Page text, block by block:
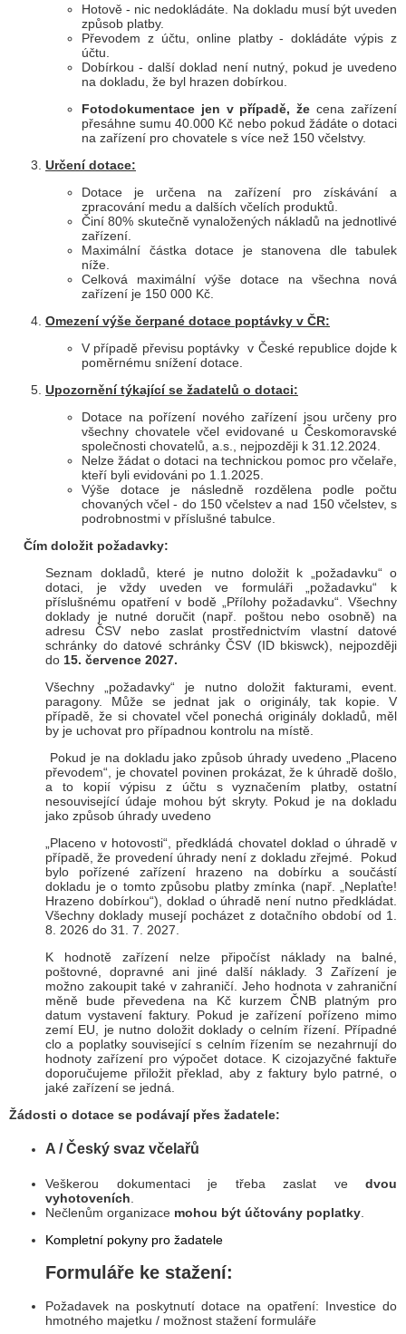
Hotově - nic nedokládáte. Na dokladu musí být uveden
způsob platby.
Převodem z účtu, online platby - dokládáte výpis z
účtu.
Dobírkou - další doklad není nutný, pokud je uvedeno
na dokladu, že byl hrazen dobírkou.
Fotodokumentace jen v případě, žecena zařízení
přesáhne sumu 40.000 Kč nebo pokud žádáte o dotaci
na zařízení pro chovatele s více než 150 včelstvy.
Určení dotace:
Dotace je určena na zařízení pro získávání a
zpracování medu a dalších včelích produktů.
Činí 80% skutečně vynaložených nákladů na jednotlivé
zařízení.
Maximální částka dotace je stanovena dle tabulek
níže.
Celková maximální výše dotace na všechna nová
zařízení je 150 000 Kč.
Omezení výše čerpané dotace poptávky v ČR:
V případě převisu poptávky v České republice dojde k
poměrnému snížení dotace.
Upozornění týkající se žadatelů o dotaci:
Dotace na pořízení nového zařízení jsou určeny pro
všechny chovatele včel evidované u Českomoravské
společnosti chovatelů, a.s., nejpozději k 31.12.2024.
Nelze žádat o dotaci na technickou pomoc pro včelaře,
kteří byli evidováni po 1.1.2025.
Výše dotace je následně rozdělena podle počtu
chovaných včel - do 150 včelstev a nad 150 včelstev, s
podrobnostmi v příslušné tabulce.
Čím doložit požadavky:
Seznam dokladů, které je nutno doložit k „požadavku“ o
dotaci, je vždy uveden ve formuláři „požadavku“ k
příslušnému opatření v bodě „Přílohy požadavku“. Všechny
doklady je nutné doručit (např. poštou nebo osobně) na
adresu ČSV nebo zaslat prostřednictvím vlastní datové
schránky do datové schránky ČSV (ID bkiswck), nejpozději
do 15. července 2027.
Všechny „požadavky“ je nutno doložit fakturami, event.
paragony. Může se jednat jak o originály, tak kopie. V
případě, že si chovatel včel ponechá originály dokladů, měl
by je uchovat pro případnou kontrolu na místě.
Pokud je na dokladu jako způsob úhrady uvedeno „Placeno
převodem“, je chovatel povinen prokázat, že k úhradě došlo,
a to kopií výpisu z účtu s vyznačením platby, ostatní
nesouvisející údaje mohou být skryty. Pokud je na dokladu
jako způsob úhrady uvedeno
„Placeno v hotovosti“, předkládá chovatel doklad o úhradě v
případě, že provedení úhrady není z dokladu zřejmé. Pokud
bylo pořízené zařízení hrazeno na dobírku a součástí
dokladu je o tomto způsobu platby zmínka (např. „Neplaťte!
Hrazeno dobírkou“), doklad o úhradě není nutno předkládat.
Všechny doklady musejí pocházet z dotačního období od 1.
8. 2026 do 31. 7. 2027.
K hodnotě zařízení nelze připočíst náklady na balné,
poštovné, dopravné ani jiné další náklady. 3 Zařízení je
možno zakoupit také v zahraničí. Jeho hodnota v zahraniční
měně bude převedena na Kč kurzem ČNB platným pro
datum vystavení faktury. Pokud je zařízení pořízeno mimo
zemí EU, je nutno doložit doklady o celním řízení. Případné
clo a poplatky související s celním řízením se nezahrnují do
hodnoty zařízení pro výpočet dotace. K cizojazyčné faktuře
doporučujeme přiložit překlad, aby z faktury bylo patrné, o
jaké zařízení se jedná.
Žádosti o dotace se podávají přes žadatele:
A / Český svaz včelařů
Veškerou dokumentaci je třeba zaslat ve dvou
vyhotoveních.
Nečlenům organizace mohou být účtovány poplatky.
Kompletní pokyny pro žadatele
Formuláře ke stažení:
Požadavek na poskytnutí dotace na opatření: Investice do
hmotného majetku / možnost stažení formuláře